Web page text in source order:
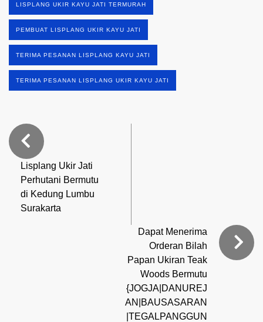
LISPLANG UKIR KAYU JATI TERMURAH
PEMBUAT LISPLANG UKIR KAYU JATI
TERIMA PESANAN LISPLANG KAYU JATI
TERIMA PESANAN LISPLANG UKIR KAYU JATI
Lisplang Ukir Jati
Perhutani Bermutu
di Kedung Lumbu
Surakarta
Dapat Menerima
Orderan Bilah
Papan Ukiran Teak
Woods Bermutu
{JOGJA|DANUREJ
AN|BAUSASARAN
|TEGALPANGGUN